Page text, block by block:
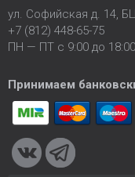
ул. Софийская д. 14,
+7 (812) 448-65-75
ПН — ПТ с 9:00 до 18:00
Принимаем